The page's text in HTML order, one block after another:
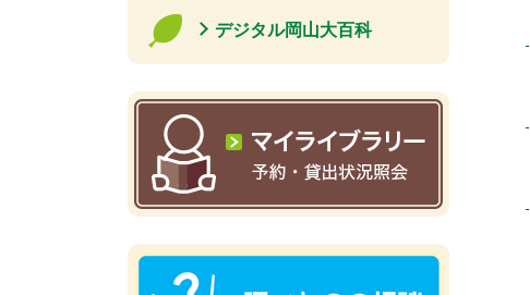
デジタル岡山大百科